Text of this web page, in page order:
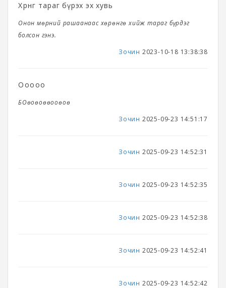
Хөрөнгө тараг бүрэх эх хувь
Онон мөрний рашаанаас хөрөнгө хийж тараг бүрдэг
болсон гэнэ.
Зочин 2023-10-18 13:38:38
Оөоөоөоөо
БОөоөоөөооөоө
Зочин 2025-09-23 14:51:17
Зочин 2025-09-23 14:52:31
Зочин 2025-09-23 14:52:35
Зочин 2025-09-23 14:52:38
Зочин 2025-09-23 14:52:41
Зочин 2025-09-23 14:52:42